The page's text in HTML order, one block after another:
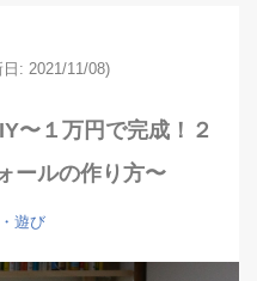
日: 2021/11/08)
〜１万円で完成！２
ールの作り方〜
遊び